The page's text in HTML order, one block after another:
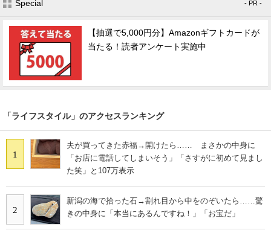
Special - PR -
【抽選で5,000円分】Amazonギフトカードが
当たる！読者アンケート実施中
「ライフスタイル」のアクセスランキング
1
夫が買ってきた赤福→開けたら…… まさかの中身に
「お店に電話してしまいそう」「さすがに初めて見まし
た笑」と107万表示
2
新潟の海で拾った石→割れ目から中をのぞいたら……驚
きの中身に「本当にあるんですね！」「お宝だ」